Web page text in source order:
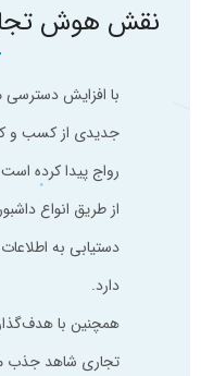
نقش هوش
با افزایش دسترسی
جدیدی از کسب و
رواج پیدا کرده
از طریق انواع
دستیابی به
دارد.
همچنین با
تجاری شاهد جذب